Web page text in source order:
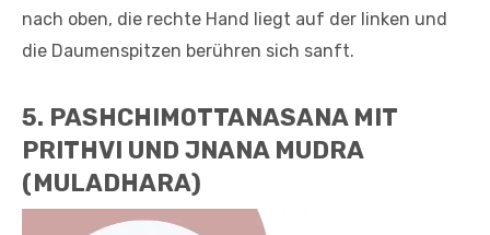
nach oben, die rechte Hand liegt auf der linken und
die Daumenspitzen berühren sich sanft.
5. PASHCHIMOTTANASANA MIT
PRITHVI UND JNANA MUDRA
(MULADHARA)